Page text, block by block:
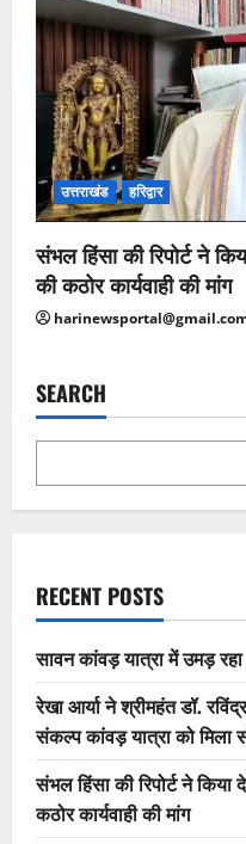
उत्तराखंड हरिद्वार
संभल हिंसा की रिपोर्ट ने
की कठोर कार्यवाही की मांग
SEARCH
RECENT POSTS
सावन कांवड़ यात्रा में उमड़
रेखा आर्या ने श्रीमहंत डॉ.
संकल्प कांवड़ यात्रा को मिला
संभल हिंसा की रिपोर्ट ने किया
कठोर कार्यवाही की मांग